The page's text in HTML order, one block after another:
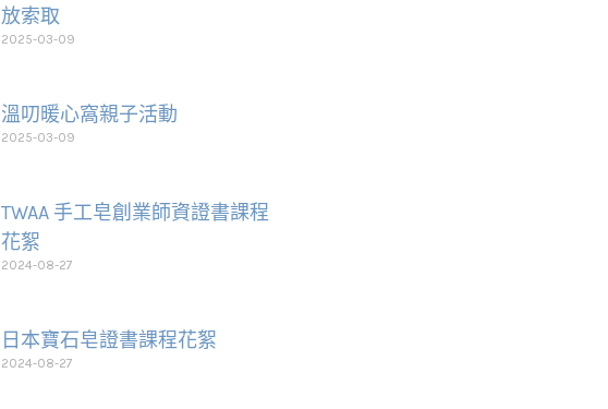
放索取
2025-03-09
溫叨暖心窩親子活動
2025-03-09
TWAA 手工皂創業師資證書課程
花絮
2024-08-27
日本寶石皂證書課程花絮
2024-08-27